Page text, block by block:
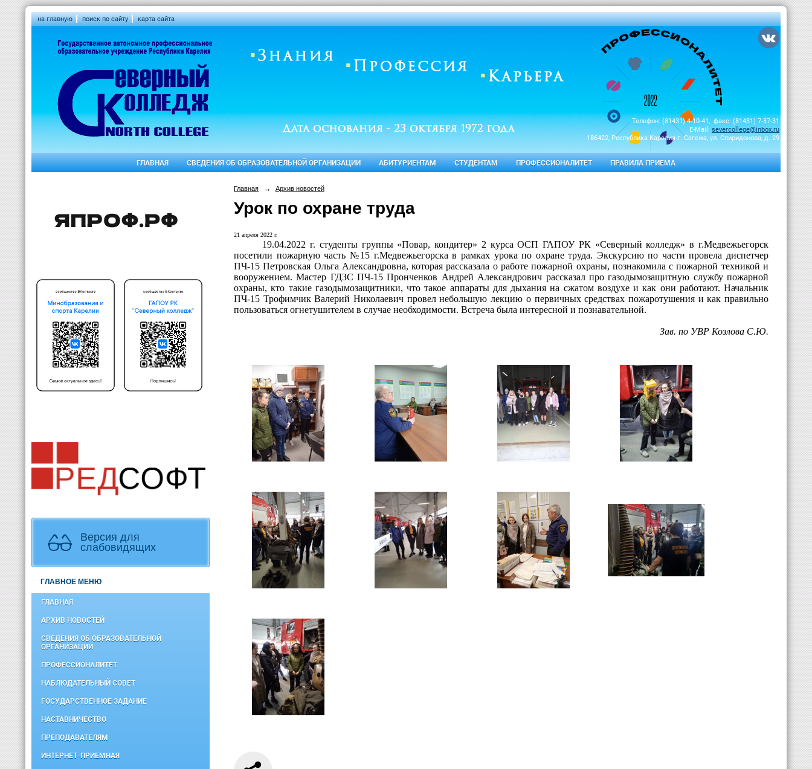
на главную поиск по сайту карта сайта
Телефон: (81431) 4-10-41, факс: (81431) 7-37-31
E-Mail: severcollege@inbox.ru
186422, Республика Карелия г. Сегежа, ул. Спиридонова, д. 29
ГЛАВНАЯ СВЕДЕНИЯ ОБ ОБРАЗОВАТЕЛЬНОЙ ОРГАНИЗАЦИИ АБИТУРИЕНТАМ СТУДЕНТАМ ПРОФЕССИОНАЛИТЕТ ПРАВИЛА ПРИЕМА
Версия для
слабовидящих
ГЛАВНОЕ МЕНЮ
ГЛАВНАЯ
АРХИВ НОВОСТЕЙ
СВЕДЕНИЯ ОБ ОБРАЗОВАТЕЛЬНОЙ
ОРГАНИЗАЦИИ
ПРОФЕССИОНАЛИТЕТ
НАБЛЮДАТЕЛЬНЫЙ СОВЕТ
ГОСУДАРСТВЕННОЕ ЗАДАНИЕ
НАСТАВНИЧЕСТВО
ПРЕПОДАВАТЕЛЯМ
ИНТЕРНЕТ-ПРИЕМНАЯ
Главная → Архив новостей
Урок по охране труда
21 апреля 2022 г.
19.04.2022 г. студенты группы «Повар, кондитер» 2 курса ОСП ГАПОУ РК «Северный колледж» в г.Медвежьегорск
посетили пожарную часть №15 г.Медвежьегорска в рамках урока по охране труда. Экскурсию по части провела диспетчер
ПЧ-15 Петровская Ольга Александровна, которая рассказала о работе пожарной охраны, познакомила с пожарной техникой и
вооружением. Мастер ГДЗС ПЧ-15 Пронченков Андрей Александрович рассказал про газодымозащитную службу пожарной
охраны, кто такие газодымозащитники, что такое аппараты для дыхания на сжатом воздухе и как они работают. Начальник
ПЧ-15 Трофимчик Валерий Николаевич провел небольшую лекцию о первичных средствах пожаротушения и как правильно
пользоваться огнетушителем в случае необходимости. Встреча была интересной и познавательной.
Зав. по УВР Козлова С.Ю.